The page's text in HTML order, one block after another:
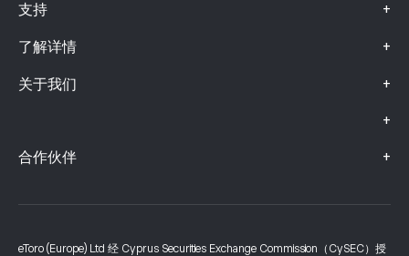
支持 +
了解详情 +
关于我们 +
+
合作伙伴 +
eToro (Europe) Ltd 经 Cyprus Securities Exchange Commission（CySEC）授